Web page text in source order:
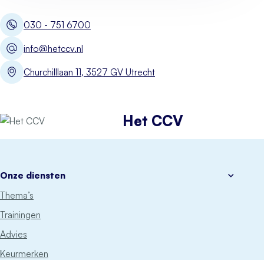
030 - 751 6700
info@hetccv.nl
Churchilllaan 11, 3527 GV Utrecht
Het CCV
Onze diensten
Thema’s
Trainingen
Advies
Keurmerken